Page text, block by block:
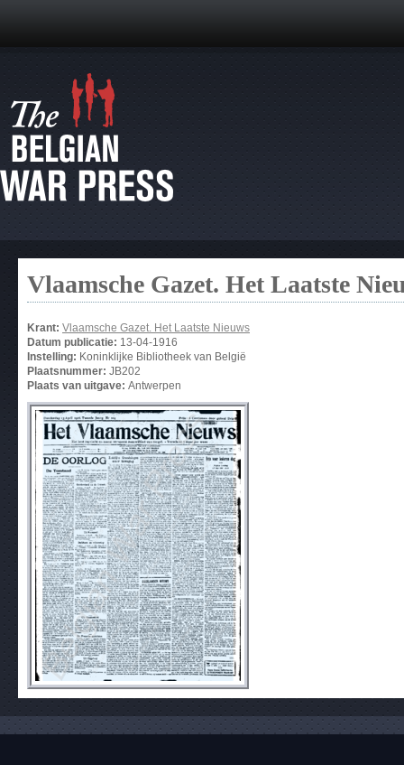
Vlaamsche Gazet. Het Laatste
Krant: Vlaamsche Gazet. Het Laatste Nieuws
Datum publicatie: 13-04-1916
Instelling: Koninklijke Bibliotheek van België
Plaatsnummer: JB202
Plaats van uitgave: Antwerpen